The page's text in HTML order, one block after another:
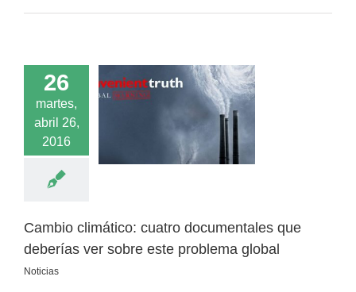
26
martes,
abril 26,
2016
cuatro
que
global
Cambio climático: cuatro documentales que
deberías ver sobre este problema global
Noticias